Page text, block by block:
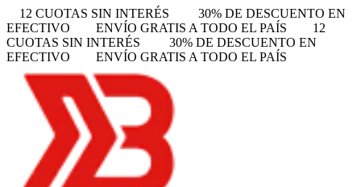
12 CUOTAS SIN INTERÉS
30% DE DESCUENTO EN
EFECTIVO
ENVÍO GRATIS A TODO EL PAÍS
12
CUOTAS SIN INTERÉS
30% DE DESCUENTO EN
EFECTIVO
ENVÍO GRATIS A TODO EL PAÍS